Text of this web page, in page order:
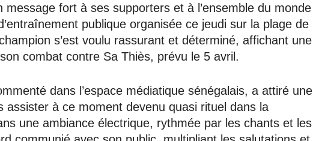
fort à ses supporters et à l’ensemble du monde
publique organisée ce jeudi sur la plage de
s’est voulu rassurant et déterminé, affichant une
combat contre Sa Thiès, prévu le 5 avril.
dans l’espace médiatique sénégalais, a attiré une
assister à ce moment devenu quasi rituel dans la
une ambiance électrique, rythmée par les chants et les